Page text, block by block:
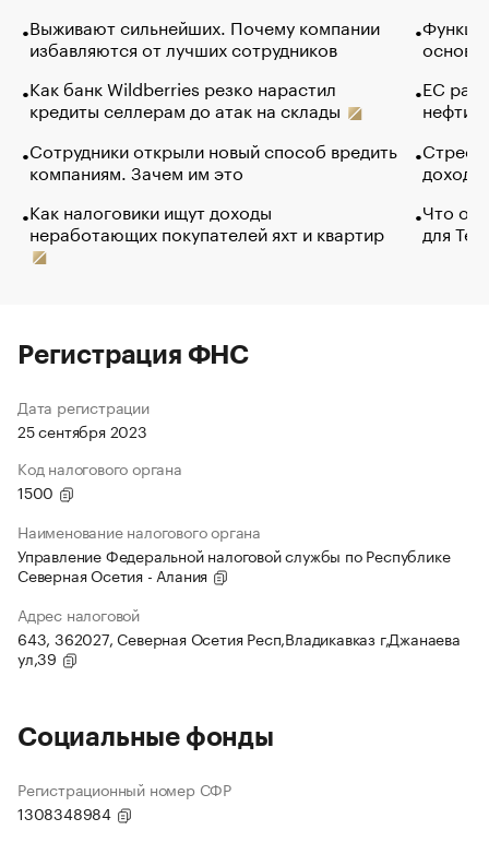
Выживают сильнейших. Почему компании
избавляются от лучших сотрудников
Как банк Wildberries резко нарастил
кредиты селлерам до атак на склады
Сотрудники открыли новый способ вредить
компаниям. Зачем им это
Как налоговики ищут доходы
неработающих покупателей яхт и квартир
основ
ЕС
нефти
Что
для
Регистрация ФНС
Дата регистрации
25 сентября 2023
Код налогового органа
1500
Наименование налогового органа
Управление Федеральной налоговой службы по Республике
Северная Осетия - Алания
Адрес налоговой
643, 362027, Северная Осетия Респ,Владикавказ г,Джанаева
ул,39
Социальные фонды
Регистрационный номер СФР
1308348984